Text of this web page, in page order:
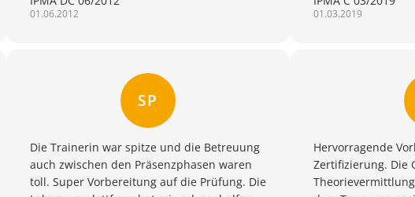
01.06.2012 01.03.2019
SP
Die Trainerin war spitze und die Betreuung
auch zwischen den Präsenzphasen waren
toll. Super Vorbereitung auf die Prüfung. Die
Hervorragende
Zertifizierung. Die